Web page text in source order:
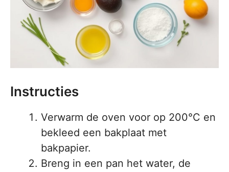
Instructies
Verwarm de oven voor op 200°C en
bekleed een bakplaat met
bakpapier.
Breng in een pan het water, de